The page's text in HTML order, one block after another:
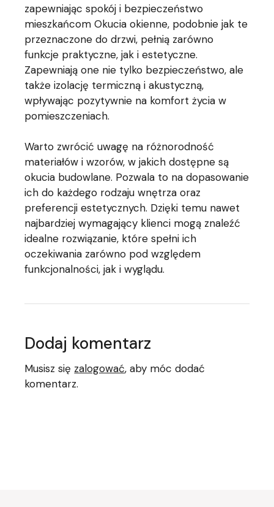
zapewniając spokój i bezpieczeństwo
mieszkańcom Okucia okienne, podobnie jak te
przeznaczone do drzwi, pełnią zarówno
funkcje praktyczne, jak i estetyczne.
Zapewniają one nie tylko bezpieczeństwo, ale
także izolację termiczną i akustyczną,
wpływając pozytywnie na komfort życia w
pomieszczeniach.
Warto zwrócić uwagę na różnorodność
materiałów i wzorów, w jakich dostępne są
okucia budowlane. Pozwala to na dopasowanie
ich do każdego rodzaju wnętrza oraz
preferencji estetycznych. Dzięki temu nawet
najbardziej wymagający klienci mogą znaleźć
idealne rozwiązanie, które spełni ich
oczekiwania zarówno pod względem
funkcjonalności, jak i wyglądu.
Dodaj komentarz
Musisz się zalogować, aby móc dodać
komentarz.